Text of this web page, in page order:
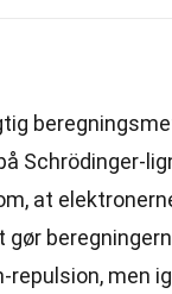
Schrödinger-
at
men